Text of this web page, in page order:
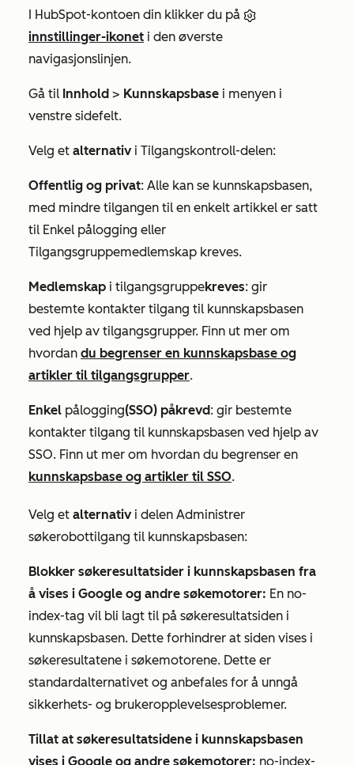
I HubSpot-kontoen din klikker du på
innstillinger-ikonet i den øverste
navigasjonslinjen.
Gå til Innhold > Kunnskapsbase i menyen i
venstre sidefelt.
Velg et alternativi Tilgangskontroll-delen:
Offentlig og privat: Alle kan se kunnskapsbasen,
med mindre tilgangen til en enkelt artikkel er satt
til Enkel pålogging eller
Tilgangsgruppemedlemskap kreves.
Medlemskap i tilgangsgruppekreves: gir
bestemte kontakter tilgang til kunnskapsbasen
ved hjelp av tilgangsgrupper. Finn ut mer om
hvordan du begrenser en kunnskapsbase og
artikler til tilgangsgrupper.
Enkel pålogging(SSO) påkrevd: gir bestemte
kontakter tilgang til kunnskapsbasen ved hjelp av
SSO. Finn ut mer om hvordan du begrenser en
kunnskapsbase og artikler til SSO.
Velg et alternativi delen Administrer
søkerobottilgang til kunnskapsbasen:
Blokker søkeresultatsider i kunnskapsbasen fra
å vises i Google og andre søkemotorer: En no-
index-tag vil bli lagt til på søkeresultatsiden i
kunnskapsbasen. Dette forhindrer at siden vises i
søkeresultatene i søkemotorene. Dette er
standardalternativet og anbefales for å unngå
sikkerhets- og brukeropplevelsesproblemer.
Tillat at søkeresultatsidene i kunnskapsbasen
vises i Google og andre søkemotorer: no-index-